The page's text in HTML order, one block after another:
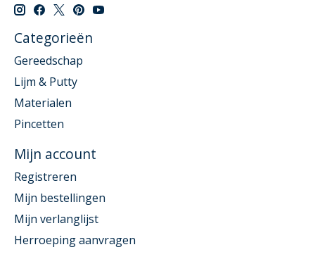
Categorieën
Gereedschap
Lijm & Putty
Materialen
Pincetten
Mijn account
Registreren
Mijn bestellingen
Mijn verlanglijst
Herroeping aanvragen